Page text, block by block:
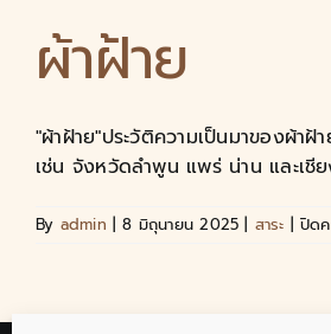
ผ้าฝ้าย
"ผ้าฝ้าย"ประวัติความเป็นมาของผ้า
เช่น จังหวัดลำพูน แพร่ น่าน และเชี
By admin | 8 มิถุนายน 2025 | สาระ | ปิดค